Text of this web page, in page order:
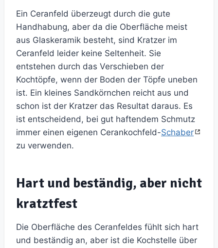
Ein Ceranfeld überzeugt durch die gute
Handhabung, aber da die Oberfläche meist
aus Glaskeramik besteht, sind Kratzer im
Ceranfeld leider keine Seltenheit. Sie
entstehen durch das Verschieben der
Kochtöpfe, wenn der Boden der Töpfe uneben
ist. Ein kleines Sandkörnchen reicht aus und
schon ist der Kratzer das Resultat daraus. Es
ist entscheidend, bei gut haftendem Schmutz
immer einen eigenen Cerankochfeld-Schaber
zu verwenden.
Hart und beständig, aber nicht
kratztfest
Die Oberfläche des Ceranfeldes fühlt sich hart
und beständig an, aber ist die Kochstelle über